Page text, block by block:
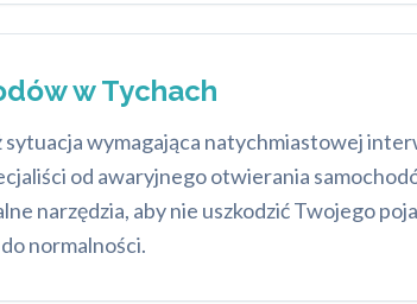
w Tychach
wymagająca natychmiastowej
od awaryjnego otwierania
narzędzia, aby nie uszkodzić Twojego
normalności.